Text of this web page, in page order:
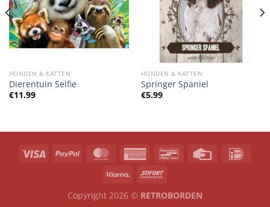
HONDEN & KATTEN
Dierentuin Selfie
€11.99
HONDEN & KATTEN
Springer Spaniel
€5.99
Copyright 2026 © RETROBORDEN